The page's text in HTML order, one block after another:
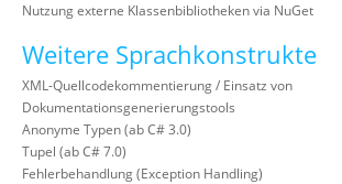
Nutzung externe Klassenbibliotheken via NuGet
Weitere Sprachkonstrukte
XML-Quellcodekommentierung / Einsatz von
Dokumentationsgenerierungstools
Anonyme Typen (ab C# 3.0)
Tupel (ab C# 7.0)
Fehlerbehandlung (Exception Handling)